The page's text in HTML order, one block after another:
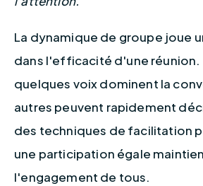
La dynamique de groupe joue
dans l'efficacité d'une réunion.
quelques voix dominent la
autres peuvent rapidement
des techniques de facilitation
une participation égale
l'engagement de tous.